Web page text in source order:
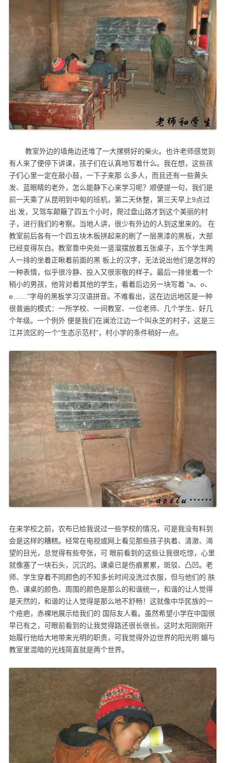
教室外边的墙角边还堆了一大摞劈好的柴火。也许老师感觉到
有人来了便停下讲课，孩子们在认真地写着什么。我在想，这些孩
子们心里一定在敲小鼓，一下子来那 么多人，而且还有一些黄头
发、蓝眼睛的老外，怎么能静下心来学习呢？顺便提一句，我们是
前一天乘了从昆明到中甸的班机，第二天休整，第三天早上9点过
出 发，又驾车颠簸了四五个小时，爬过盘山路才到这个美丽的村
子，进行我们的考察。当地人讲，很少有外边的人到这里来的。 在
教室前后各有一个四五块木板拼起来的刷了一层黑漆的黑板，大部
已经变得灰白。教室靠中央处一竖溜摆放着五张桌子，五个学生两
人一排的坐着正瞅着前面的黑 板上的汉字，无法说出他们是怎样的
一种表情，似乎很冷静、投入又很崇敬的样子。最后一排坐着一个
稍小的男孩，他背对着其他的学生，看着后边另一块写着 “a、o、
e……”字母的黑板学习汉语拼音。不难看出，这在边远地区是一种
很普遍的模式：一所学校、一间教室、一位老师、几个学生、好几
个年级。一个例外 便是我们在澜沧江边一个叫永芝的村子，这是三
江并流区的一个“生态示范村”，村小学的条件稍好一点。
在来学校之前，农布已给我说过一些学校的情况，可是我没有料到
会是这样的糟糕。经常在电视或网上看见那些孩子执着、清澈、渴
望的目光，总觉得有些夸张，可 眼前看到的这些让我很吃惊，心里
就像塞了一块石头，沉沉的。课桌已是伤痕累累，斑驳、凸凹。老
师、学生穿着不同颜色的不知多长时间没洗过衣服，但与他们的 肤
色、课桌的颜色、周围的颜色是那么的和谐统一，和谐的让人觉得
是天然的，和谐的让人觉得是那么地不舒畅！这就像中华民族的一
个疮疤，赤裸地展示给我们的 国际友人看。虽然希望小学在中国很
早已有之，可眼前看到的让我觉得路还很长很长。这时太阳刚刚开
始履行他给大地带来光明的职责，可我觉得外边世界的阳光明 媚与
教室里混暗的光线简直就是两个世界。